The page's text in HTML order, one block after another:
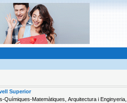
Superior
Químiques-Matemàtiques, Arquitectura i Enginyeria,